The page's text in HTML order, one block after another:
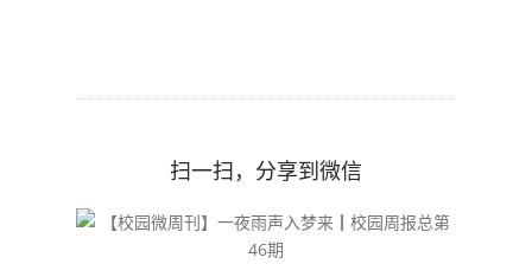
扫一扫，分享到微信